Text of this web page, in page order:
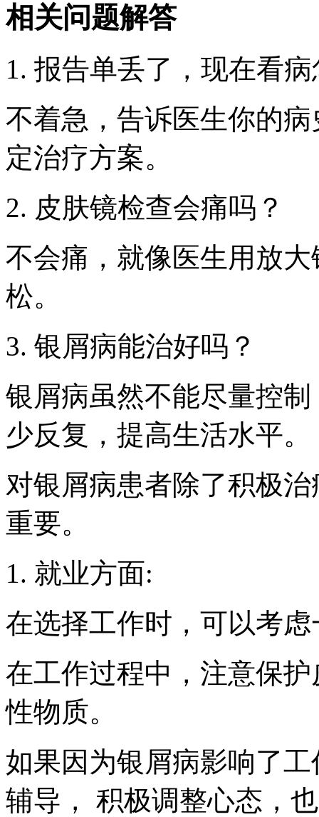
相关问题解答
1. 报告单丢了，现在看
不着急，告诉医生你的
定治疗方案。
2. 皮肤镜检查会痛吗？
不会痛，就像医生用放
松。
3. 银屑病能治好吗？
银屑病虽然不能尽量控
少反复，提高生活水平。
对银屑病患者除了积极
重要。
1. 就业方面:
在选择工作时，可以考
在工作过程中，注意保
性物质。
如果因为银屑病影响了
辅导， 积极调整心态，